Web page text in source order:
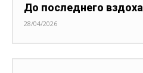
До последнего вздоха
28/04/2026